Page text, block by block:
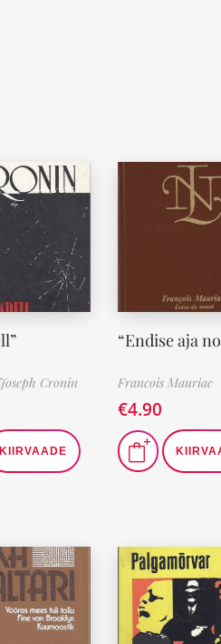
Cronin
KIIRVAADE
“Endise aja
Francois Mauriac
€4.90